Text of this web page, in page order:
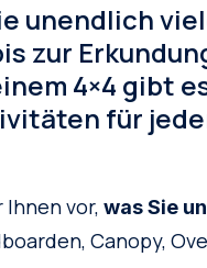
unendlich
zur
4×4 gibt
für
vor, was Sie
Canopy,